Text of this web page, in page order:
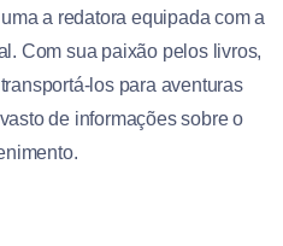
a redatora equipada com a
Com sua paixão pelos livros,
los para aventuras
de informações sobre o